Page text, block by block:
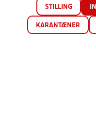
STILLING
KARANTÆNER